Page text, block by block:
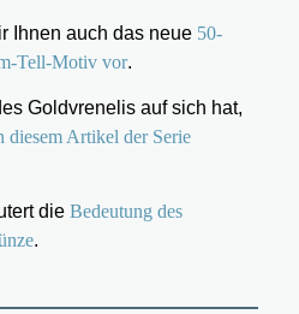
Ihnen auch das neue 50-
Tell-Motiv vor.
Goldvrenelis auf sich hat,
diesem Artikel der Serie
die Bedeutung des
.